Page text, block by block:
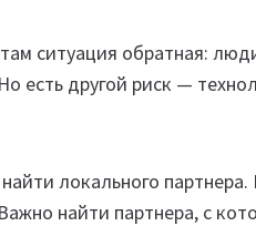
ситуация обратная:
есть другой риск —
локального партнера.
найти партнера, с